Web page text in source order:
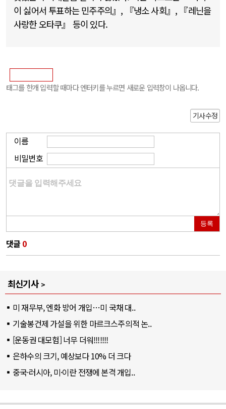
이 싫어서 투표하는 민주주의』, 『냉소 사회』, 『레닌을
사랑한 오타쿠』 등이 있다.
태그를 한개 입력할 때마다 엔터키를 누르면 새로운 입력창이 나옵니다.
기사수정
이름
비밀번호
등록
댓글 0
최신기사
미 재무부, 엔화 방어 개입…미 국채 대..
기술봉건제 가설을 위한 마르크스주의적 논..
[운동권 대모험] 너무 더워!!!!!!!
은하수의 크기, 예상보다 10% 더 크다
중국·러시아, 미·이란 전쟁에 본격 개입..